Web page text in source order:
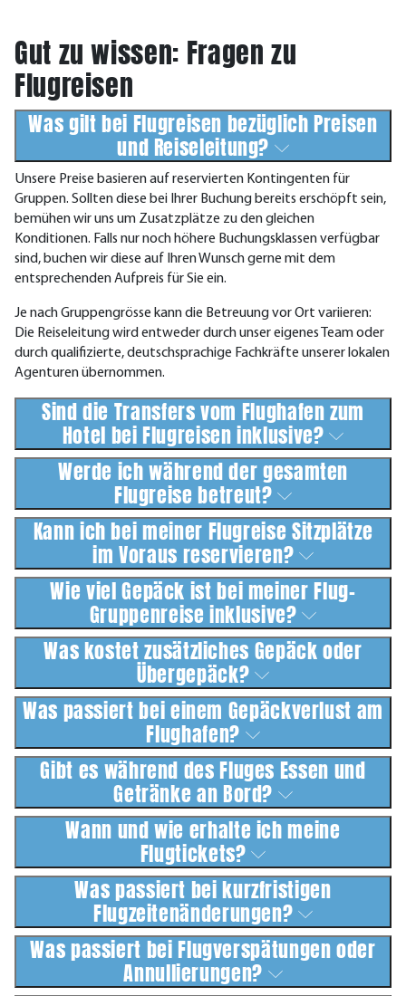
Gut zu wissen: Fragen zu
Flugreisen
Was gilt bei Flugreisen bezüglich Preisen
und Reiseleitung?
Unsere Preise basieren auf reservierten Kontingenten für
Gruppen. Sollten diese bei Ihrer Buchung bereits erschöpft sein,
bemühen wir uns um Zusatzplätze zu den gleichen
Konditionen. Falls nur noch höhere Buchungsklassen verfügbar
sind, buchen wir diese auf Ihren Wunsch gerne mit dem
entsprechenden Aufpreis für Sie ein.
Je nach Gruppengrösse kann die Betreuung vor Ort variieren:
Die Reiseleitung wird entweder durch unser eigenes Team oder
durch qualifizierte, deutschsprachige Fachkräfte unserer lokalen
Agenturen übernommen.
Sind die Transfers vom Flughafen zum
Hotel bei Flugreisen inklusive?
Werde ich während der gesamten
Flugreise betreut?
Kann ich bei meiner Flugreise Sitzplätze
im Voraus reservieren?
Wie viel Gepäck ist bei meiner Flug-
Gruppenreise inklusive?
Was kostet zusätzliches Gepäck oder
Übergepäck?
Was passiert bei einem Gepäckverlust am
Flughafen?
Gibt es während des Fluges Essen und
Getränke an Bord?
Wann und wie erhalte ich meine
Flugtickets?
Was passiert bei kurzfristigen
Flugzeitenänderungen?
Was passiert bei Flugverspätungen oder
Annullierungen?